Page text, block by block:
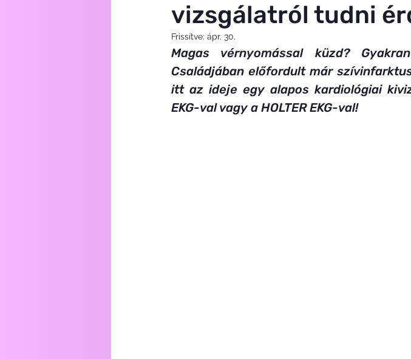
Belgyógyászat Diagnosztika Angiológia
Férfi egészség Sport Fogyás
Ultrahang vizsgálatok Szív- és érrendszeri
vizsgálatról tudni
Frissítve: ápr. 30.
Magas vérnyomással küzd?
Családjában előfordult már
itt az ideje egy alapos kardiológiai
EKG-val vagy a HOLTER EKG-val!